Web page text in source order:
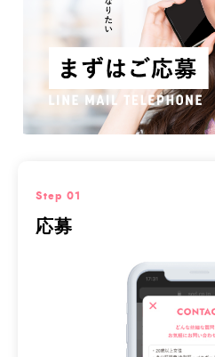
Step 01
応募